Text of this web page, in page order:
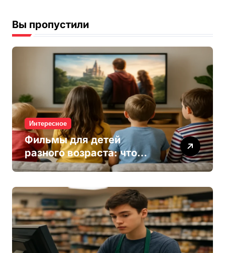
Вы пропустили
Интересное
Фильмы для детей
разного возраста: что
выбрать для малышей и